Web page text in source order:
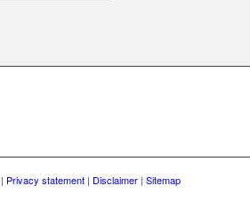
Privacy statement| Disclaimer| Sitemap